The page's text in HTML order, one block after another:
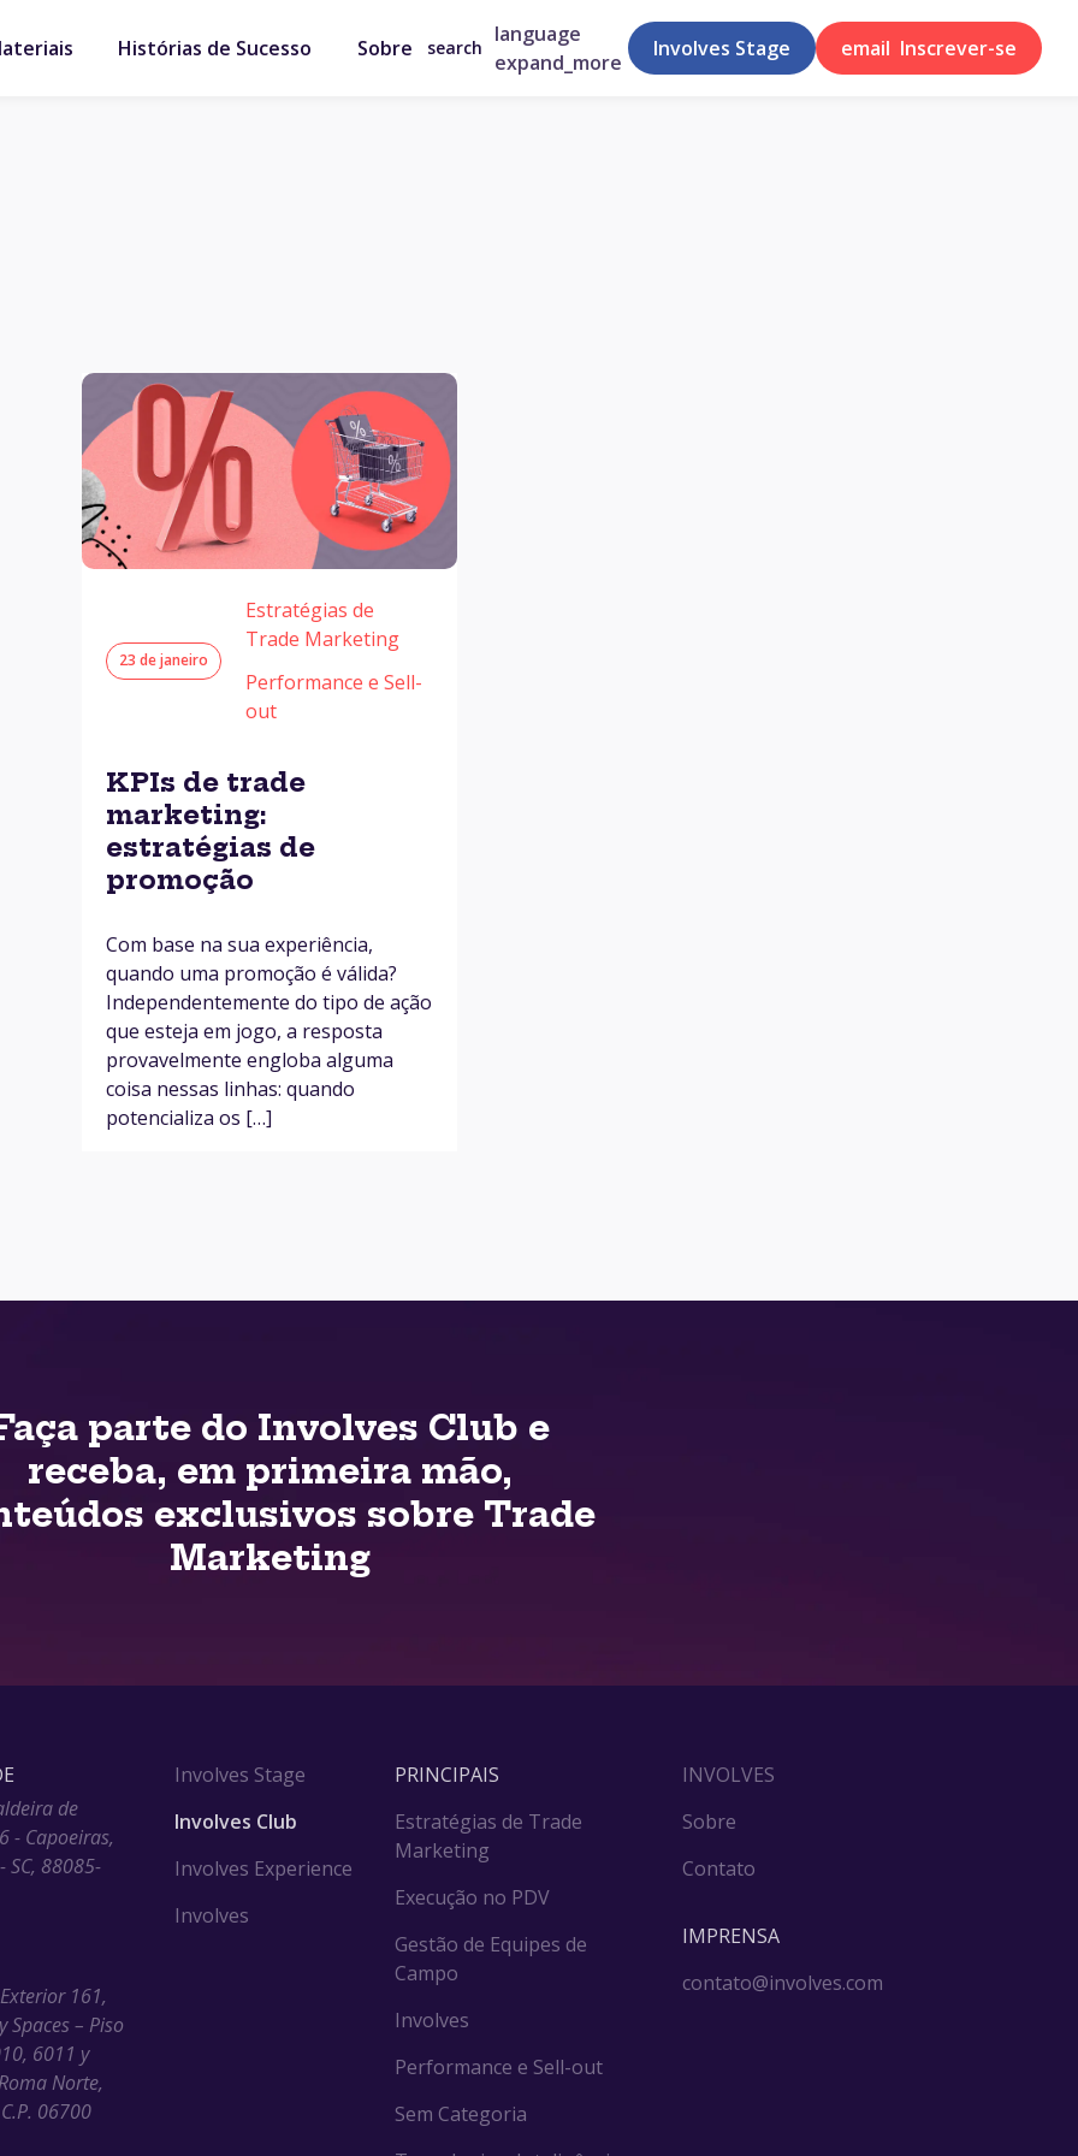
Histórias de Sucesso Sobre search
language
expand_more
Involves Stage email Inscrever-se
23 de janeiro
Estratégias de
Trade Marketing
Performance e Sell-
out
KPIs de trade
marketing:
estratégias de
promoção
Com base na sua experiência,
quando uma promoção é válida?
Independentemente do tipo de ação
que esteja em jogo, a resposta
provavelmente engloba alguma
coisa nessas linhas: quando
potencializa os […]
parte do Involves Club e
receba, em primeira mão,
exclusivos sobre Trade
Marketing
de
- Capoeiras,
SC, 88085-
161,
Spaces – Piso
6011 y
Norte,
06700
Involves Stage
Involves Club
Involves Experience
Involves
PRINCIPAIS
Estratégias de Trade
Marketing
Execução no PDV
Gestão de Equipes de
Campo
Involves
Performance e Sell-out
Sem Categoria
INVOLVES
Sobre
Contato
IMPRENSA
contato@involves.com